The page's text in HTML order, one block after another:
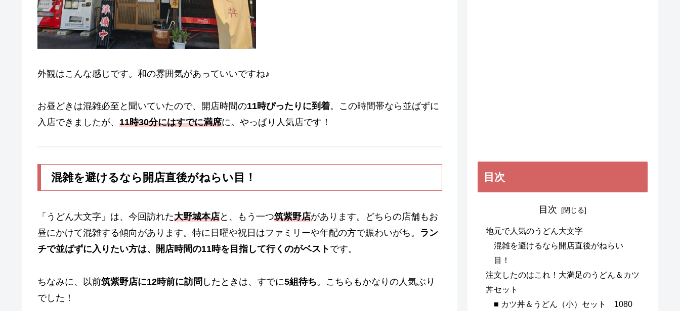
外観はこんな感じです。和の雰囲気があっていいですね♪
お昼どきは混雑必至と聞いていたので、開店時間の11時ぴったりに到着。この時間帯なら並ばずに
入店できましたが、 11時30分にはすでに満席に。やっぱり人気店です！
混雑を避けるなら開店直後がねらい目！
「うどん大文字」は、今回訪れた大野城本店と、もう一つ筑紫野店があります。どちらの店舗もお
昼にかけて混雑する傾向があります。特に日曜や祝日はファミリーや年配の方で賑わいがち。 ラン
チで並ばずに入りたい方は、開店時間の11時を目指して行くのがベスト です。
ちなみに、以前筑紫野店に12時前に訪問 したときは、すでに5組待ち。こちらもかなりの人気ぶり
でした！
目次
目次
地元で人気のうどん大文字
混雑を避けるなら開店直後がねらい
目！
注文したのはこれ！大満足のうどん＆カツ
丼セット
■ カツ丼＆うどん（小）セット 1080